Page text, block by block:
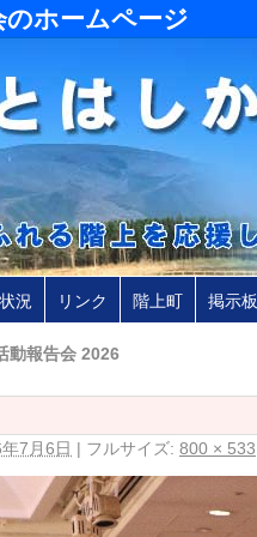
ホームページ
況 リンク 階上町 掲示板
動報告会 2026
7月6日 | フルサイズ: 800 × 533